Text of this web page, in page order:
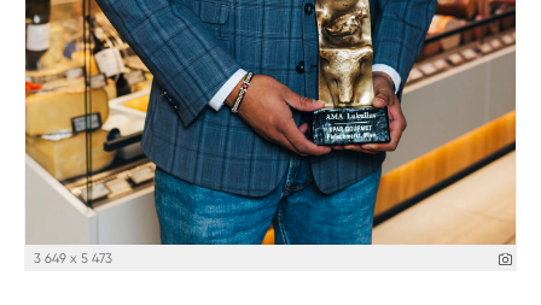
3 649 x 5 473